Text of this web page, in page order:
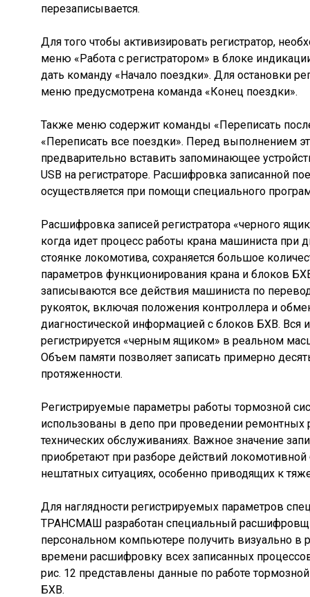
перезаписывается.
Для того чтобы активизировать регистратор,
меню «Работа с регистратором» в блоке
дать команду «Начало поездки». Для остановки
меню предусмотрена команда «Конец поездки».
Также меню содержит команды «Переписать
«Переписать все поездки». Перед выполнением
предварительно вставить запоминающее
USB на регистраторе. Расшифровка записанной
осуществляется при помощи специального
Расшифровка записей регистратора «черного
когда идет процесс работы крана машиниста при
стоянке локомотива, сохраняется большое
параметров функционирования крана и блоков
записываются все действия машиниста по
рукояток, включая положения контроллера и
диагностической информацией с блоков БХВ. Вся
регистрируется «черным ящиком» в реальном
Объем памяти позволяет записать примерно
протяженности.
Регистрируемые параметры работы тормозной
использованы в депо при проведении ремонтных
технических обслуживаниях. Важное значение
приобретают при разборе действий
нештатных ситуациях, особенно приводящих к
Для наглядности регистрируемых параметров
ТРАНСМАШ разработан специальный
персональном компьютере получить визуально в
времени расшифровку всех записанных
рис. 12 представлены данные по работе
БХВ.